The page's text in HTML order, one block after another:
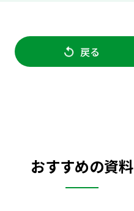
戻る
おすすめの資料